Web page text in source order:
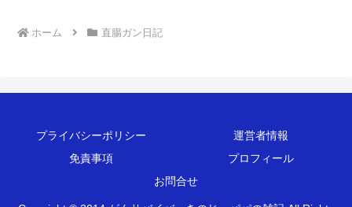
ホーム 直腸ガン日記
プライバシーポリシー
運営者情報
免責事項
プロフィール
お問合せ